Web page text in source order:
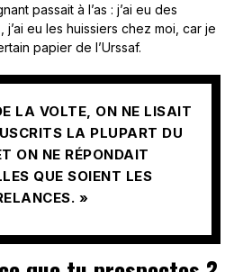
passait à l’as : j’ai eu des
eu les huissiers chez moi, car je
papier de l’Urssaf.
LA VOLTE, ON NE LISAIT
LA PLUPART DU
ON NE RÉPONDAIT
QUE SOIENT LES
»